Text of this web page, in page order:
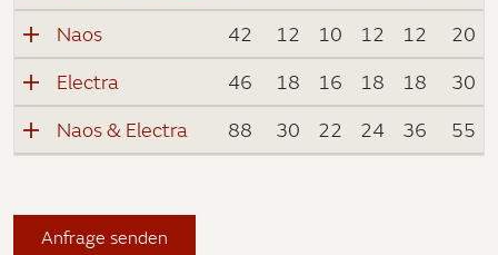
Naos
42 12 10 12 12
20
Electra
46 18 16 18 18
30
Naos & Electra
88 30 22 24 36 55
Anfrage senden